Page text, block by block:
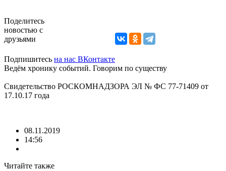
Поделитесь
новостью с
друзьями
Подпишитесь на нас ВКонтакте
Ведём хронику событий. Говорим по существу
Свидетельство РОСКОМНАДЗОРА ЭЛ № ФС 77-71409 от
17.10.17 года
08.11.2019
14:56
Читайте также